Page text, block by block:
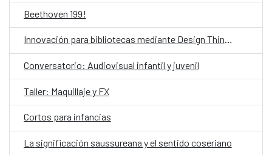
Beethoven 199!
Innovación para bibliotecas mediante Design Thinking asistido por IA
Conversatorio: Audiovisual infantil y juvenil
Taller: Maquillaje y FX
Cortos para infancias
La significación saussureana y el sentido coseriano